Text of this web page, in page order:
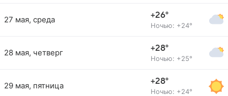
27 мая, среда +26°
Ночью: +24°
28 мая, четверг +28°
Ночью: +25°
29 мая, пятница +28°
Ночью: +24°